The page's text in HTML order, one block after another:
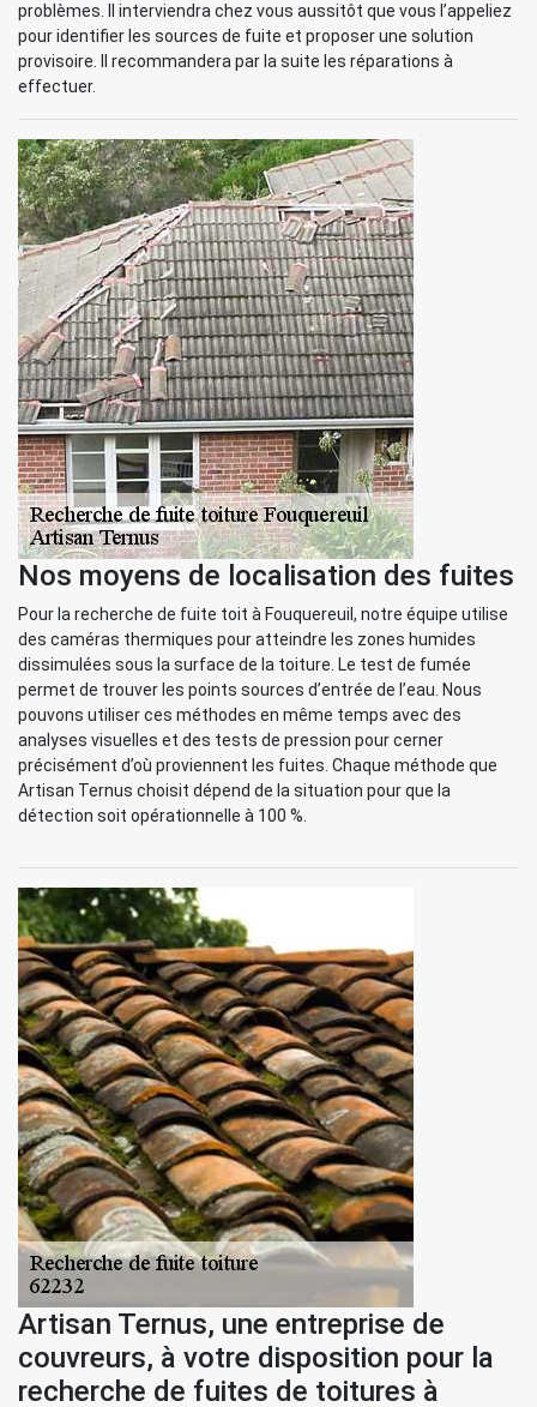
problèmes. Il interviendra chez vous aussitôt que vous l’appeliez
pour identifier les sources de fuite et proposer une solution
provisoire. Il recommandera par la suite les réparations à
effectuer.
Nos moyens de localisation des fuites
Pour la recherche de fuite toit à Fouquereuil, notre équipe utilise
des caméras thermiques pour atteindre les zones humides
dissimulées sous la surface de la toiture. Le test de fumée
permet de trouver les points sources d’entrée de l’eau. Nous
pouvons utiliser ces méthodes en même temps avec des
analyses visuelles et des tests de pression pour cerner
précisément d’où proviennent les fuites. Chaque méthode que
Artisan Ternus choisit dépend de la situation pour que la
détection soit opérationnelle à 100 %.
Artisan Ternus, une entreprise de
couvreurs, à votre disposition pour la
recherche de fuites de toitures à